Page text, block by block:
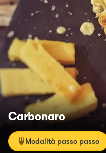
Carbonaro
Modalità passo passo